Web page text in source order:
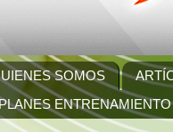
SOMOS
PLANES ENTRENAMIENTO